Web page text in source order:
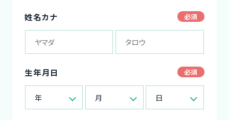
姓名カナ
生年月日
年 月 日